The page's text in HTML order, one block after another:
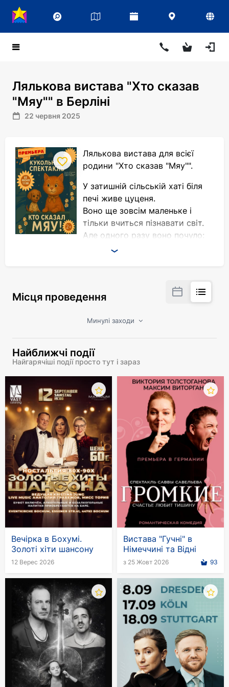
Лялькова вистава "Хто сказав
"Мяу"" в Берліні
22 червня 2025
Лялькова вистава для всієї
родини "Хто сказав "Мяу"".
У затишній сільській хаті біля
печі живе цуценя.
Воно ще зовсім маленьке і
тільки вчиться пізнавати світ.
Але одного разу воно почуло:
Запрошуємо вас на добру, веселу і повчальну
казку про дружбу, довіру і цікавість.
Місця проведення
Минулі заходи
Найближчі події
Найгарячіші події просто тут і зараз
Вечірка в Бохумі.
Золоті хіти шансону
12 Верес 2026
Вистава "Гучні" в
Німеччині та Відні
з 25 Жовт 2026 93